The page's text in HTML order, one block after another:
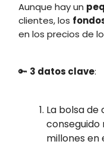
Aunque hay un
clientes, los
en los precios de
🔑 3 datos clave:
La bolsa
conseguido
millones en